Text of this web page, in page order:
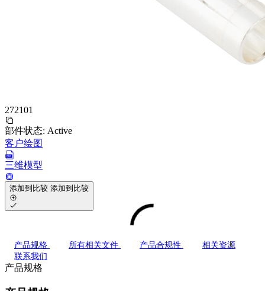
272101
部件状态: Active
客户绘图
三维模型
添加到比较 添加到比较
产品规格 所有相关文件 产品合规性
相关资源
联系我们
产品规格